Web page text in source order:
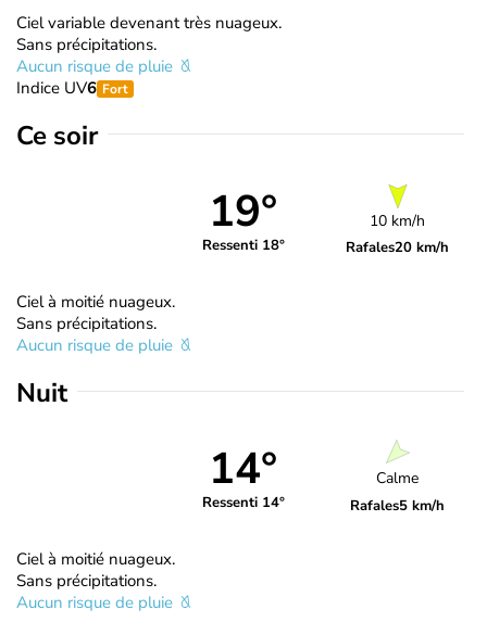
Ciel variable devenant très nuageux.
Sans précipitations.
Aucun risque de pluie
Indice UV6 Fort
Ce soir
19°
Ressenti 18°
10 km/h
Rafales20 km/h
Ciel à moitié nuageux.
Sans précipitations.
Aucun risque de pluie
Nuit
14°
Ressenti 14°
Calme
Rafales5 km/h
Ciel à moitié nuageux.
Sans précipitations.
Aucun risque de pluie